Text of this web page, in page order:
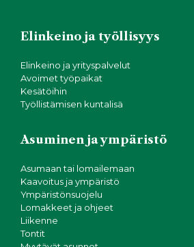
Elinkeino ja työllisyys
Elinkeino ja yrityspalvelut
Avoimet työpaikat
Kesätöihin
Työllistämisen kuntalisä
Asuminen ja ympäristö
Asumaan tai lomailemaan
Kaavoitus ja ympäristö
Ympäristönsuojelu
Lomakkeet ja ohjeet
Liikenne
Tontit